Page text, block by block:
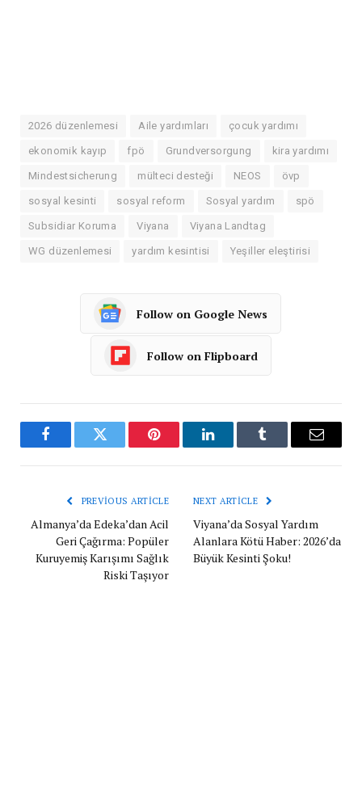
2026 düzenlemesi Aile yardımları çocuk yardımı
ekonomik kayıp fpö Grundversorgung kira yardımı
Mindestsicherung mülteci desteği NEOS övp
sosyal kesinti sosyal reform Sosyal yardım spö
Subsidiar Koruma Viyana Viyana Landtag
WG düzenlemesi yardım kesintisi Yeşiller eleştirisi
Follow on Google News
Follow on Flipboard
FacebookTwitter Pinterest LinkedInTumblr Email
PREVIOUS ARTICLE
Almanya’da Edeka’dan Acil
Geri Çağırma: Popüler
Kuruyemiş Karışımı Sağlık
Riski Taşıyor
NEXT ARTICLE
Viyana’da Sosyal Yardım
Alanlara Kötü Haber: 2026’da
Büyük Kesinti Şoku!